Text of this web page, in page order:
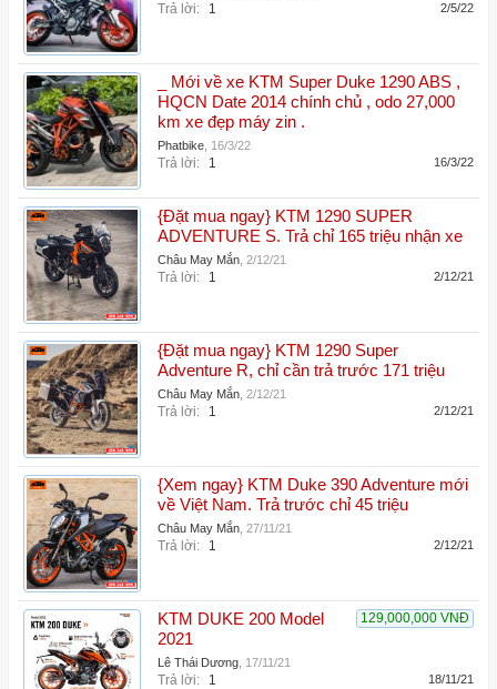
Trả lời: 1 2/5/22
_ Mới về xe KTM Super Duke 1290 ABS ,
HQCN Date 2014 chính chủ , odo 27,000
km xe đẹp máy zin .
Phatbike 16/3/22
Trả lời: 1 16/3/22
{Đặt mua ngay} KTM 1290 SUPER
ADVENTURE S. Trả chỉ 165 triệu nhận xe
Châu May Mắn 2/12/21
Trả lời: 1 2/12/21
{Đặt mua ngay} KTM 1290 Super
Adventure R, chỉ cần trả trước 171 triệu
Châu May Mắn 2/12/21
Trả lời: 1 2/12/21
{Xem ngay} KTM Duke 390 Adventure mới
về Việt Nam. Trả trước chỉ 45 triệu
Châu May Mắn 27/11/21
Trả lời: 1 2/12/21
129,000,000 VNĐ
KTM DUKE 200 Model
2021
Lê Thái Dương 17/11/21
Trả lời: 1 18/11/21